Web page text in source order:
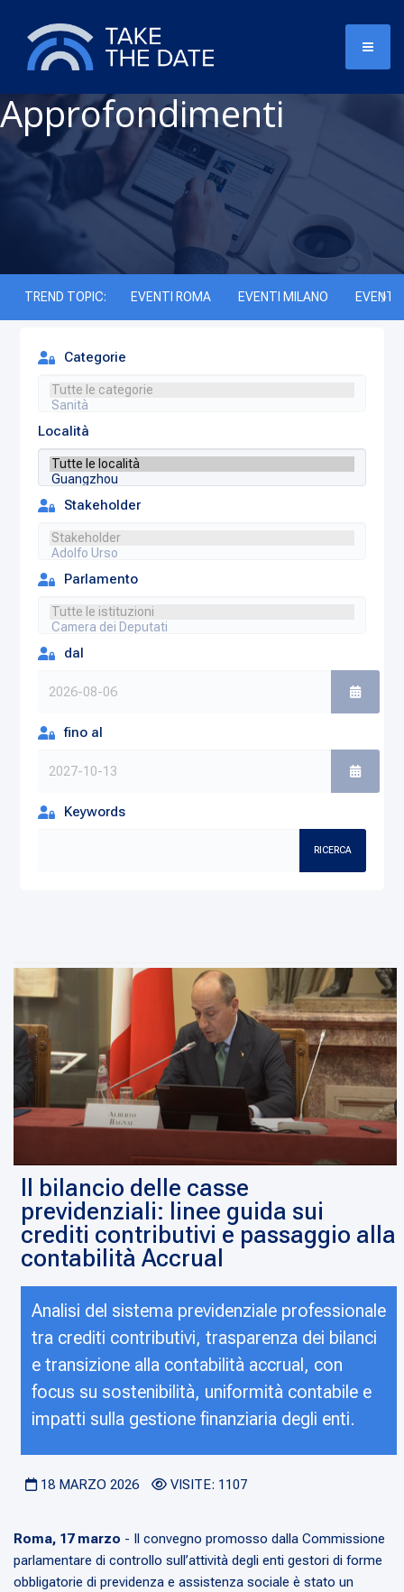
Approfondimenti
TREND TOPIC: EVENTI ROMA EVENTI MILANO EVENTI
Categorie
Località
Stakeholder
Parlamento
dal
fino al
Keywords
RICERCA
Il bilancio delle casse
previdenziali: linee guida sui
crediti contributivi e passaggio alla
contabilità Accrual
Analisi del sistema previdenziale professionale
tra crediti contributivi, trasparenza dei bilanci
e transizione alla contabilità accrual, con
focus su sostenibilità, uniformità contabile e
impatti sulla gestione finanziaria degli enti.
18 MARZO 2026 VISITE: 1107
Roma, 17 marzo - Il convegno promosso dalla Commissione
parlamentare di controllo sull’attività degli enti gestori di forme
obbligatorie di previdenza e assistenza sociale è stato un